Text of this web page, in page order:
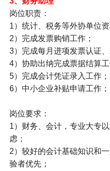
岗位职责：
1）统计、税务等外协单位资
2）完成发票购销工作；
3）完成每月进项发票认证、
4）协助出纳完成票据结算
5）完成会计凭证录入工作；
6）中小企业补贴申请工作；
岗位要求：
1）财务、会计，专业大专
虑；
2）较好的会计基础知识和
验者优先；